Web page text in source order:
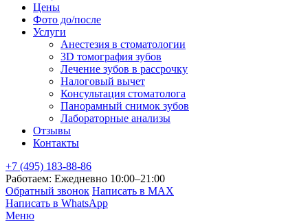
Цены
Фото до/после
Услуги
Анестезия в стоматологии
3D томография зубов
Лечение зубов в рассрочку
Налоговый вычет
Консультация стоматолога
Панорамный снимок зубов
Лабораторные анализы
Отзывы
Контакты
+7 (495) 183-88-86
Работаем: Ежедневно 10:00–21:00
Обратный звонок Написать в MAX
Написать в WhatsApp
Меню